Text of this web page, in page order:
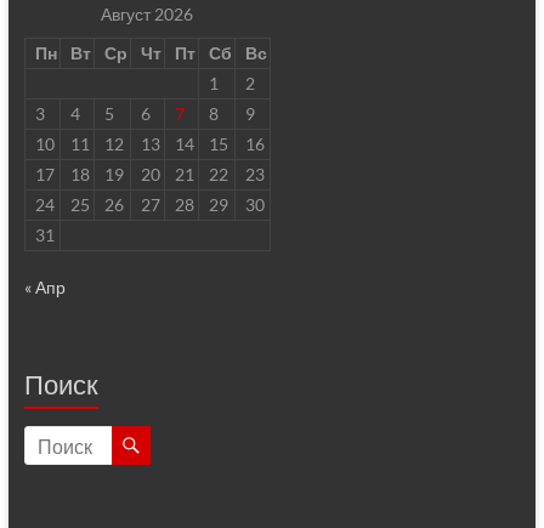
Август 2026
Пн
Вт Ср Чт Пт Сб
Вс
1
2
3
4 5 6 7 8
9
10
11 12 13 14 15
16
17
18 19 20 21 22
23
24
25 26 27 28 29
30
31
« Апр
Поиск